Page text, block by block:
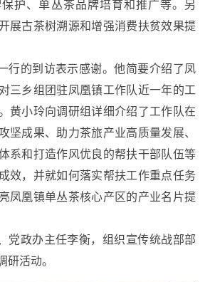
护、单丛茶品牌培育和推广等。另
展古茶树溯源和增强消费扶贫效果提
行的到访表示感谢。他简要介绍了凤
三乡组团驻凤凰镇工作队近一年的工
黄小玲向调研组详细介绍了工作队在
坚成果、助力茶旅产业高质量发展、
系和打造作风优良的帮扶干部队伍等
效，并就如何落实帮扶工作重点任务
凤凰镇单丛茶核心产区的产业名片提
党政办主任李衡，组织宣传统战部部
研活动。